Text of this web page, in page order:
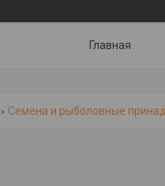
Главная
Семена и рыболовные